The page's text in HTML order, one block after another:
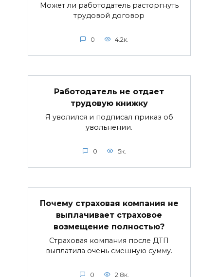
Может ли работодатель расторгнуть
трудовой договор
0 4.2к.
Работодатель не отдает
трудовую книжку
Я уволился и подписал приказ об
увольнении.
0 5к.
Почему страховая компания не
выплачивает страховое
возмещение полностью?
Страховая компания после ДТП
выплатила очень смешную сумму.
0 2.8к.